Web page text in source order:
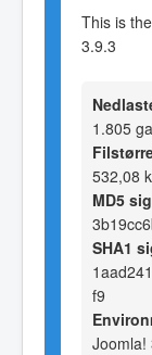
This is
3.9.3
1.805
532,08
MD5
SHA1
f9
Joomla!